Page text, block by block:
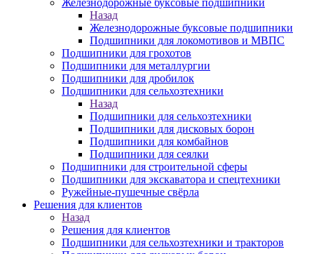
Железнодорожные буксовые подшипники
Назад
Железнодорожные буксовые подшипники
Подшипники для локомотивов и МВПС
Подшипники для грохотов
Подшипники для металлургии
Подшипники для дробилок
Подшипники для сельхозтехники
Назад
Подшипники для сельхозтехники
Подшипники для дисковых борон
Подшипники для комбайнов
Подшипники для сеялки
Подшипники для строительной сферы
Подшипники для экскаватора и спецтехники
Ружейные-пушечные свёрла
Решения для клиентов
Назад
Решения для клиентов
Подшипники для сельхозтехники и тракторов